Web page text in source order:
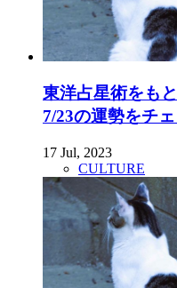
東洋占星術をも
7/23の運勢をチェ
17 Jul, 2023
CULTURE